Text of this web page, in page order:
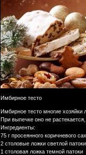
Имбирное тесто
Имбирное тесто многие хозяйки
При выпечке оно не
Ингредиенты:
75 г просеянного коричневого
2 столовые ложки светлой патоки
1 столовая ложка темной патоки